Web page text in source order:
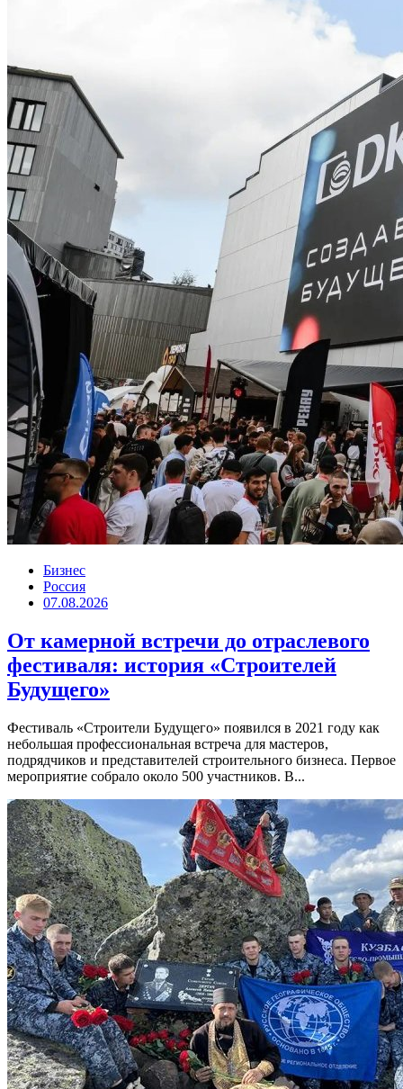
Бизнес
Россия
07.08.2026
От камерной встречи до отраслевого
фестиваля: история «Строителей
Будущего»
Фестиваль «Строители Будущего» появился в 2021 году как
небольшая профессиональная встреча для мастеров,
подрядчиков и представителей строительного бизнеса. Первое
мероприятие собрало около 500 участников. В...